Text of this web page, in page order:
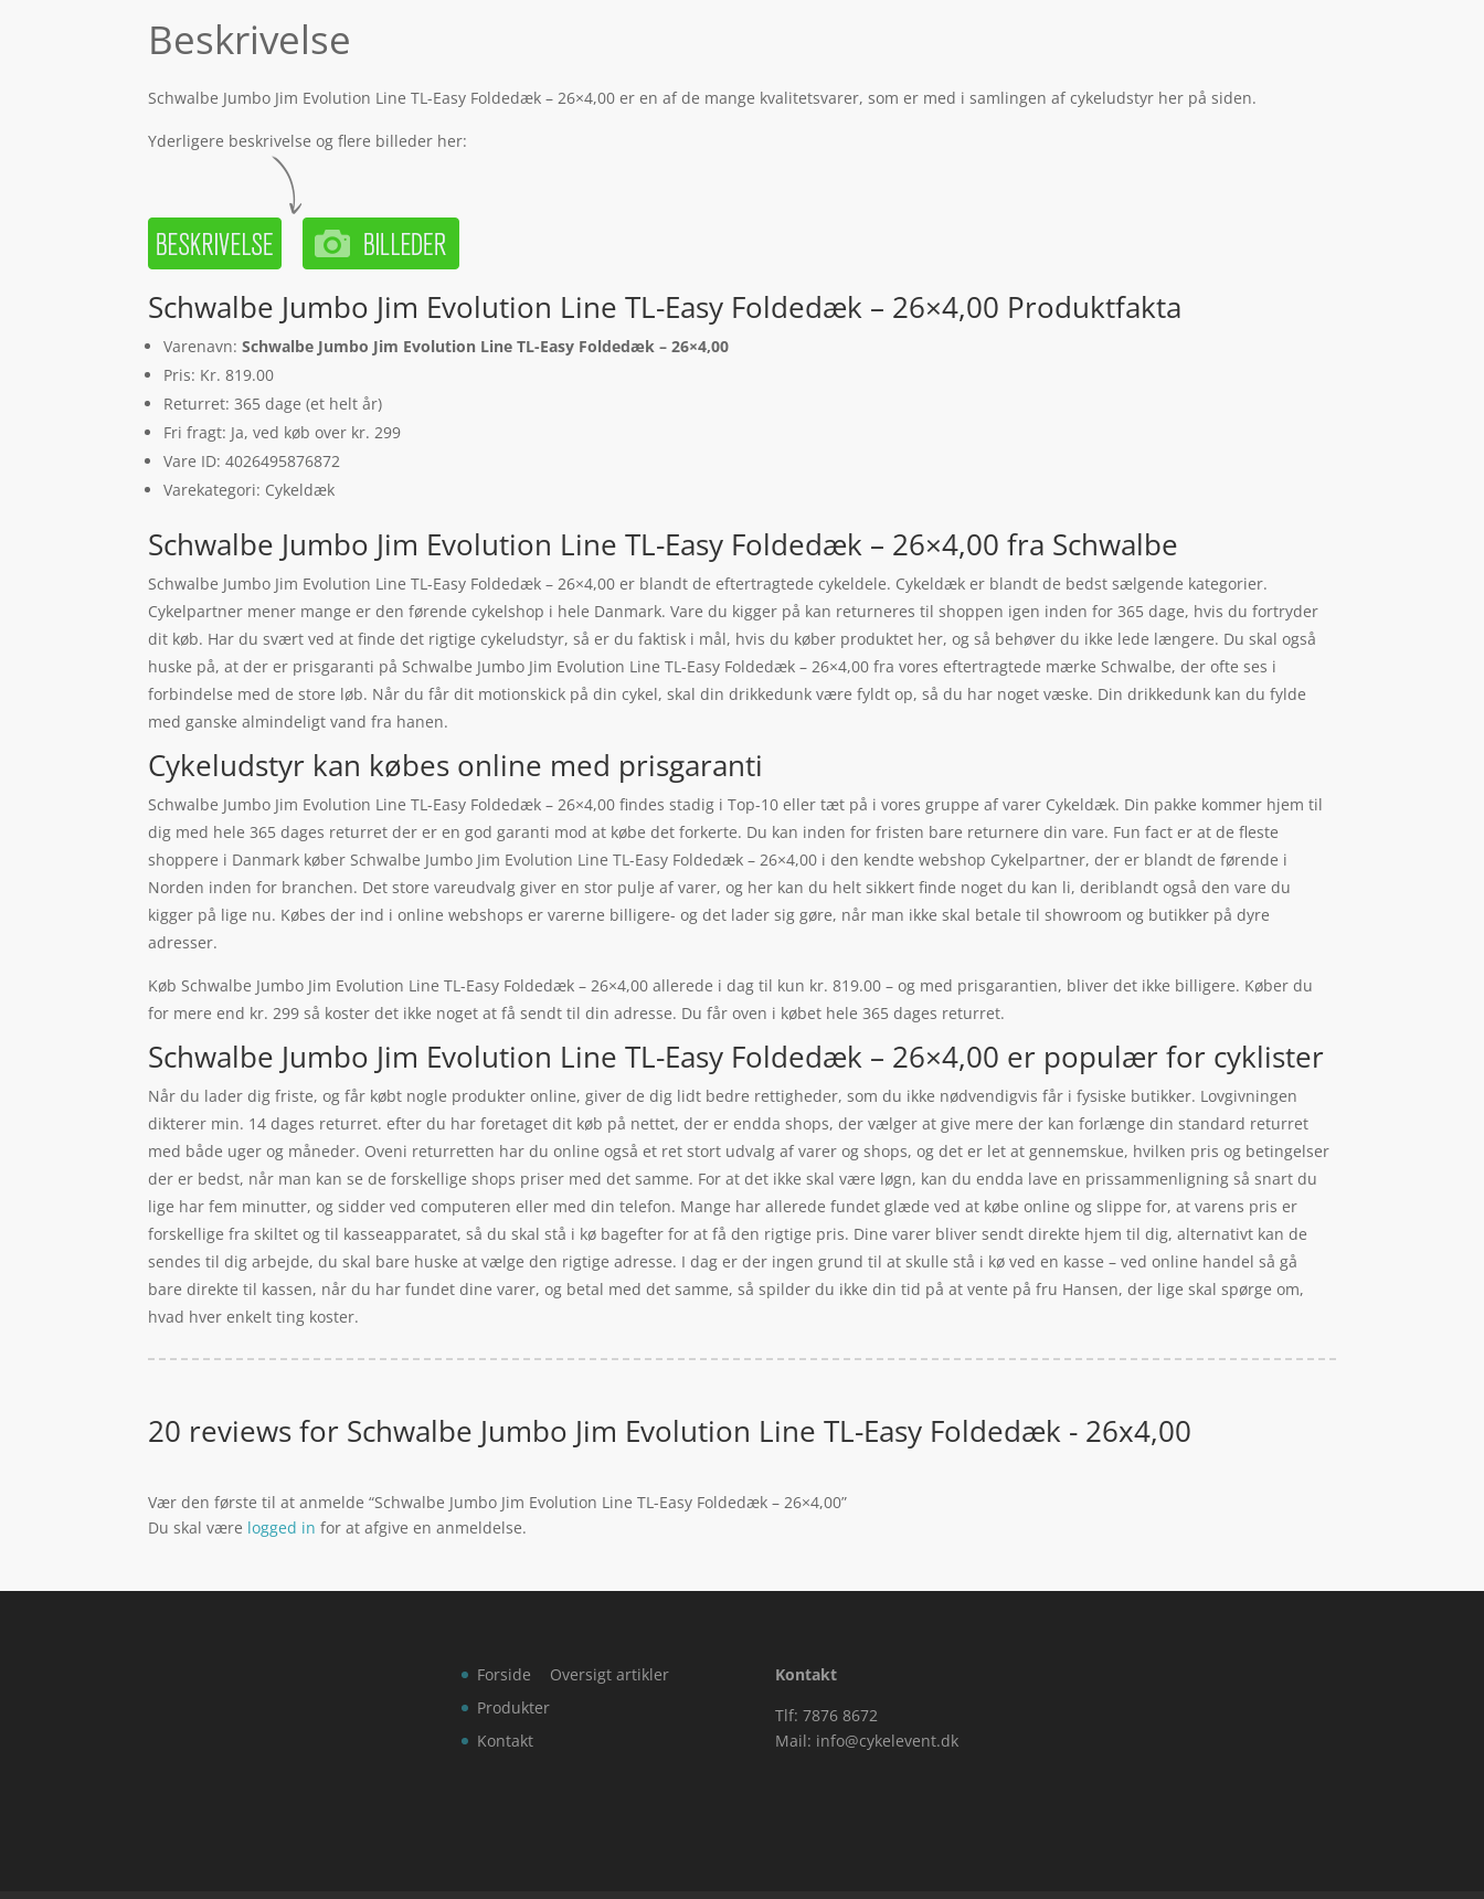
Beskrivelse
Schwalbe Jumbo Jim Evolution Line TL-Easy Foldedæk – 26×4,00 er en af de mange kvalitetsvarer, som er med i samlingen af cykeludstyr her på siden.
Yderligere beskrivelse og flere billeder her:
Schwalbe Jumbo Jim Evolution Line TL-Easy Foldedæk – 26×4,00 Produktfakta
Varenavn:Schwalbe Jumbo Jim Evolution Line TL-Easy Foldedæk – 26×4,00
Pris: Kr. 819.00
Returret: 365 dage (et helt år)
Fri fragt: Ja, ved køb over kr. 299
Vare ID: 4026495876872
Varekategori: Cykeldæk
Schwalbe Jumbo Jim Evolution Line TL-Easy Foldedæk – 26×4,00 fra Schwalbe
Schwalbe Jumbo Jim Evolution Line TL-Easy Foldedæk – 26×4,00 er blandt de eftertragtede cykeldele. Cykeldæk er blandt de bedst sælgende kategorier.
Cykelpartner mener mange er den førende cykelshop i hele Danmark. Vare du kigger på kan returneres til shoppen igen inden for 365 dage, hvis du fortryder
dit køb. Har du svært ved at finde det rigtige cykeludstyr, så er du faktisk i mål, hvis du køber produktet her, og så behøver du ikke lede længere. Du skal også
huske på, at der er prisgaranti på Schwalbe Jumbo Jim Evolution Line TL-Easy Foldedæk – 26×4,00 fra vores eftertragtede mærke Schwalbe, der ofte ses i
forbindelse med de store løb. Når du får dit motionskick på din cykel, skal din drikkedunk være fyldt op, så du har noget væske. Din drikkedunk kan du fylde
med ganske almindeligt vand fra hanen.
Cykeludstyr kan købes online med prisgaranti
Schwalbe Jumbo Jim Evolution Line TL-Easy Foldedæk – 26×4,00 findes stadig i Top-10 eller tæt på i vores gruppe af varer Cykeldæk. Din pakke kommer hjem til
dig med hele 365 dages returret der er en god garanti mod at købe det forkerte. Du kan inden for fristen bare returnere din vare. Fun fact er at de fleste
shoppere i Danmark køber Schwalbe Jumbo Jim Evolution Line TL-Easy Foldedæk – 26×4,00 i den kendte webshop Cykelpartner, der er blandt de førende i
Norden inden for branchen. Det store vareudvalg giver en stor pulje af varer, og her kan du helt sikkert finde noget du kan li, deriblandt også den vare du
kigger på lige nu. Købes der ind i online webshops er varerne billigere- og det lader sig gøre, når man ikke skal betale til showroom og butikker på dyre
adresser.
Køb Schwalbe Jumbo Jim Evolution Line TL-Easy Foldedæk – 26×4,00 allerede i dag til kun kr. 819.00 – og med prisgarantien, bliver det ikke billigere. Køber du
for mere end kr. 299 så koster det ikke noget at få sendt til din adresse. Du får oven i købet hele 365 dages returret.
Schwalbe Jumbo Jim Evolution Line TL-Easy Foldedæk – 26×4,00 er populær for cyklister
Når du lader dig friste, og får købt nogle produkter online, giver de dig lidt bedre rettigheder, som du ikke nødvendigvis får i fysiske butikker. Lovgivningen
dikterer min. 14 dages returret. efter du har foretaget dit køb på nettet, der er endda shops, der vælger at give mere der kan forlænge din standard returret
med både uger og måneder. Oveni returretten har du online også et ret stort udvalg af varer og shops, og det er let at gennemskue, hvilken pris og betingelser
der er bedst, når man kan se de forskellige shops priser med det samme. For at det ikke skal være løgn, kan du endda lave en prissammenligning så snart du
lige har fem minutter, og sidder ved computeren eller med din telefon. Mange har allerede fundet glæde ved at købe online og slippe for, at varens pris er
forskellige fra skiltet og til kasseapparatet, så du skal stå i kø bagefter for at få den rigtige pris. Dine varer bliver sendt direkte hjem til dig, alternativt kan de
sendes til dig arbejde, du skal bare huske at vælge den rigtige adresse. I dag er der ingen grund til at skulle stå i kø ved en kasse – ved online handel så gå
bare direkte til kassen, når du har fundet dine varer, og betal med det samme, så spilder du ikke din tid på at vente på fru Hansen, der lige skal spørge om,
hvad hver enkelt ting koster.
20 reviews for Schwalbe Jumbo Jim Evolution Line TL-Easy Foldedæk - 26x4,00
Vær den første til at anmelde “Schwalbe Jumbo Jim Evolution Line TL-Easy Foldedæk – 26×4,00”
Du skal være logged in for at afgive en anmeldelse.
Forside
Produkter
Kontakt
Oversigt artikler
Kontakt
Tlf: 7876 8672
Mail: info@cykelevent.dk